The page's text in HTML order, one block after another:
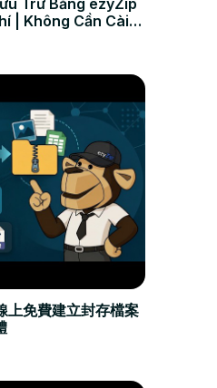
| Không Cần Cài
免費建立封存檔案